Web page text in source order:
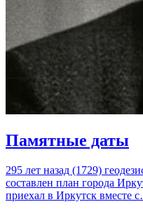
Памятные даты
295 лет назад (1729)
составлен план города
приехал в Иркутск вместе